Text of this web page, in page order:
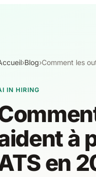
›Blog›Comment les
IN HIRING
à
en